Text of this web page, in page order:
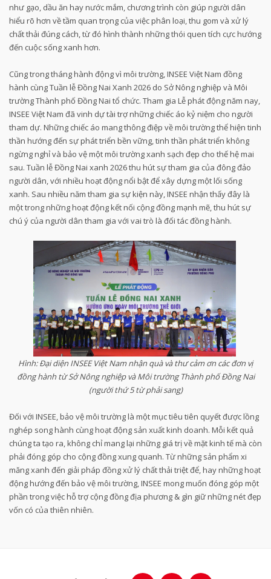
như gạo, dầu ăn hay nước mắm, chương trình còn giúp người dân
hiểu rõ hơn về tầm quan trọng của việc phân loại, thu gom và xử lý
chất thải đúng cách, từ đó hình thành những thói quen tích cực hướng
đến cuộc sống xanh hơn.
Cũng trong tháng hành động vì môi trường, INSEE Việt Nam đồng
hành cùng Tuần lễ Đồng Nai Xanh 2026 do Sở Nông nghiệp và Môi
trường Thành phố Đồng Nai tổ chức. Tham gia Lễ phát động năm nay,
INSEE Việt Nam đã vinh dự tài trợ những chiếc áo kỷ niệm cho người
tham dự. Những chiếc áo mang thông điệp về môi trường thể hiện tinh
thần hướng đến sự phát triển bền vững, tinh thần phát triển không
ngừng nghỉ và bảo vệ một môi trường xanh sạch đẹp cho thế hệ mai
sau. Tuần lễ Đồng Nai xanh 2026 thu hút sự tham gia của đông đảo
người dân, với nhiều hoạt động nổi bật để xây dựng một lối sống
xanh. Sau nhiều năm tham gia sự kiện này, INSEE nhận thấy đây là
một trong những hoạt động kết nối cộng đồng mạnh mẽ, thu hút sự
chú ý của người dân tham gia với vai trò là đối tác đồng hành.
Hình: Đại diện INSEE Việt Nam nhận quà và thư cảm ơn các đơn vị
đồng hành từ Sở Nông nghiệp và Môi trường Thành phố Đồng Nai
(người thứ 5 từ phải sang)
Đối với INSEE, bảo vệ môi trường là một mục tiêu tiên quyết được lồng
nghép song hành cùng hoạt động sản xuất kinh doanh. Mỗi kết quả
chúng ta tạo ra, không chỉ mang lại những giá trị về mặt kinh tế mà còn
phải đóng góp cho cộng đồng xung quanh. Từ những sản phẩm xi
măng xanh đến giải pháp đồng xử lý chất thải triệt để, hay những hoạt
động hướng đến bảo vệ môi trường, INSEE mong muốn đóng góp một
phần trong việc hỗ trợ cộng đồng địa phương & gìn giữ những nét đẹp
vốn có của thiên nhiên.